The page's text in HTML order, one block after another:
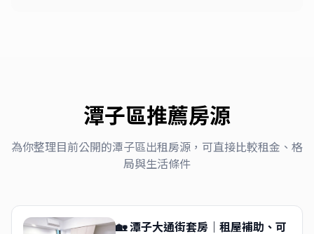
潭子區推薦房源
為你整理目前公開的潭子區出租房源，可直接比較租金、格
局與生活條件
🏡 潭子大通街套房｜租屋補助、可